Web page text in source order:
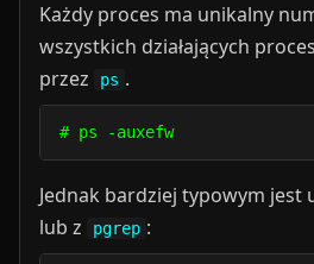
Każdy proces ma unikalny
wszystkich działających
przez
ps .
# ps -
Jednak bardziej typowym jest
lub z
pgrep :